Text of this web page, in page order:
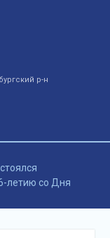
р-н
летию со Дня